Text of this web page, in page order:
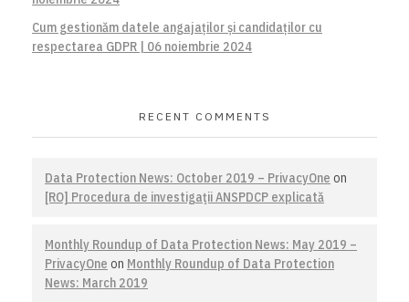
Cum gestionăm datele angajaților și candidaților cu
respectarea GDPR | 06 noiembrie 2024
RECENT COMMENTS
Data Protection News: October 2019 – PrivacyOne on
[RO] Procedura de investigaţii ANSPDCP explicată
Monthly Roundup of Data Protection News: May 2019 –
PrivacyOne on Monthly Roundup of Data Protection
News: March 2019